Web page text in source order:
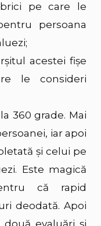
pe care le
persoana
acestei fișe
le consideri
360 grade. Mai
iar apoi
și celui pe
Este magică
că rapid
deodată. Apoi